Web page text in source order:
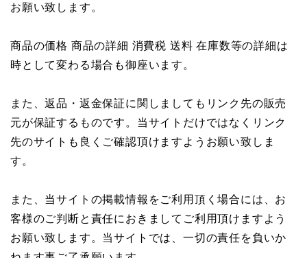
お願い致します。
商品の価格 商品の詳細 消費税 送料 在庫数等の詳細は
時として変わる場合も御座います。
また、返品・返金保証に関しましてもリンク先の販売
元が保証するものです。当サイトだけではなくリンク
先のサイトも良くご確認頂けますようお願い致しま
す。
また、当サイトの掲載情報をご利用頂く場合には、お
客様のご判断と責任におきましてご利用頂けますよう
お願い致します。当サイトでは、一切の責任を負いか